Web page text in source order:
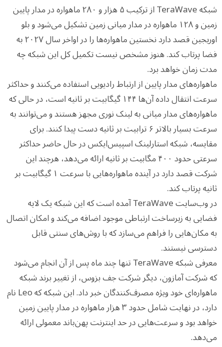
شبکه TeraWave از ترکیب ۵ هزار و ۲۸۰ ماهواره در مدار پایین
زمین و ۱۲۸ ماهواره در مدار میانی زمین تشکیل می‌شود و بلو
اوریجین قصد دارد نخستین ماهواره‌ها را در اواخر سال ۲۰۲۷ به
فضا پرتاب کند. هنوز مشخص نیست تکمیل کل این شبکه چه
مدت زمان خواهد برد.
ماهواره‌های مدار پایین از ارتباط رادیویی استفاده می‌کنند و حداکثر
سرعت انتقال داده آن‌ها ۱۴۴ گیگابیت بر ثانیه است، در حالی که
ماهواره‌های مدار میانی به لینک نوری مجهز هستند و می‌توانند به
سرعت بسیار بالاتر ۶ ترابیت بر ثانیه دست پیدا کنند. برای
مقایسه، شبکه استارلینک اسپیس‌ایکس در حال حاضر حداکثر
سرعتی حدود ۴۰۰ مگابیت بر ثانیه ارائه می‌دهد، هرچند این
شرکت قصد دارد در آینده ماهواره‌هایی با سرعت ۱ گیگابیت بر
ثانیه پرتاب کند.
در وب‌سایت TeraWave آمده است که این شبکه یک لایه
فضایی به زیرساخت ارتباطی موجود اضافه می‌کند و امکان اتصال
به مکان‌هایی را فراهم می‌سازد که با روش‌های سنتی قابل
دسترسی نیستند.
معرفی شبکه TeraWave تنها چند ماه پس از آن انجام می‌شود
که شرکت آمازون، دیگر شرکت جف بزوس، از تغییر برند شبکه
ماهواره‌ای خود ویژه مصرف‌کنندگان خبر داد. این شبکه که Leo نام
دارد، در نهایت شامل حدود ۳ هزار ماهواره در مدار پایین زمین
خواهد بود و سرعت‌هایی در حد اینترنت پهن‌باند معمولی ارائه
می‌دهد.